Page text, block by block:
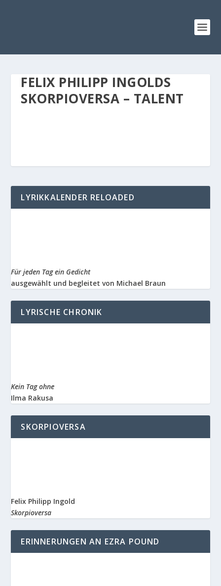
FELIX PHILIPP INGOLDS
SKORPIOVERSA – TALENT
LYRIKKALENDER RELOADED
Für jeden Tag ein Gedicht
ausgewählt und begleitet von Michael Braun
LYRISCHE CHRONIK
Kein Tag ohne
Ilma Rakusa
SKORPIOVERSA
Felix Philipp Ingold
Skorpioversa
ERINNERUNGEN AN EZRA POUND